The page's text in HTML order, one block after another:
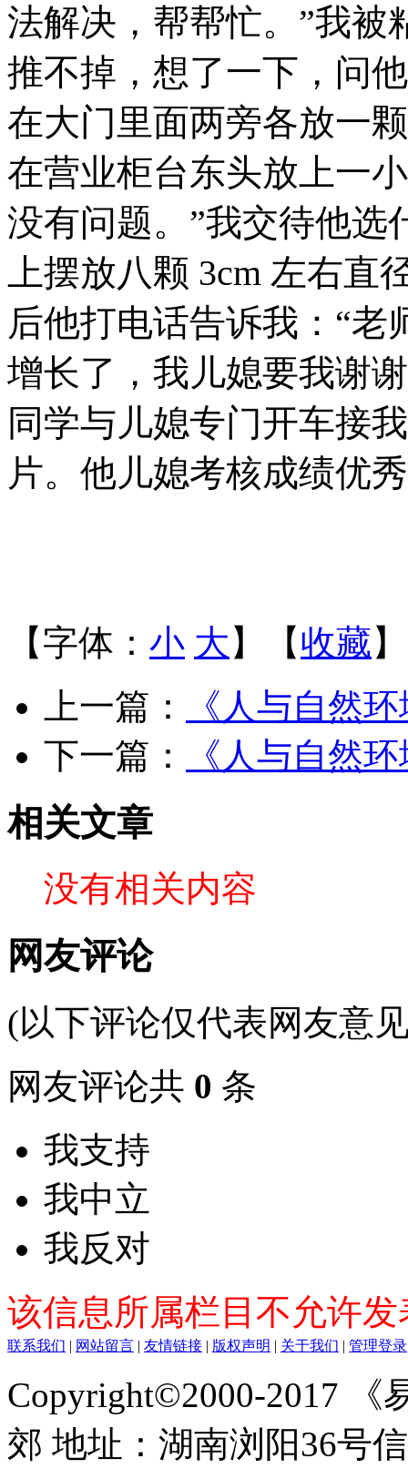
法解决，帮帮忙。”我被
推不掉，想了一下，问
在大门里面两旁各放一
在营业柜台东头放上一
没有问题。”我交待他选
上摆放八颗 3cm 左右
后他打电话告诉我：“
增长了，我儿媳要我谢
同学与儿媳专门开车接
片。他儿媳考核成绩优
【字体： 小 大 】【收藏
上一篇：
《人与自然
下一篇：
《人与自然
相关文章
没有相关内容
网友评论
(以下评论仅代表网友意
网友评论共 0 条
我支持
我中立
我反对
该信息所属栏目不允许
联系我们 | 网站留言 | 友情链接 | 版权声明 | 关于我们 | 管理登录
Copyright©2000-2017 《
郊 地址：湖南浏阳36号